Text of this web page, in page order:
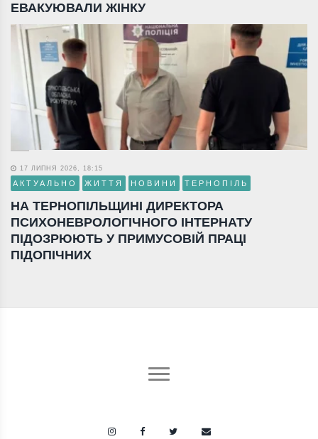
ЕВАКУЮВАЛИ ЖІНКУ
17 ЛИПНЯ 2026, 18:15
АКТУАЛЬНО ЖИТТЯ НОВИНИ ТЕРНОПІЛЬ
НА ТЕРНОПІЛЬЩИНІ ДИРЕКТОРА
ПСИХОНЕВРОЛОГІЧНОГО ІНТЕРНАТУ
ПІДОЗРЮЮТЬ У ПРИМУСОВІЙ ПРАЦІ
ПІДОПІЧНИХ